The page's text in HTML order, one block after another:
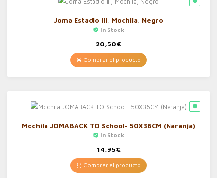
Joma Estadio III, Mochila, Negro
In Stock
20,50€
Comprar el producto
Mochila JOMABACK TO School- 50X36CM (Naranja)
In Stock
14,95€
Comprar el producto